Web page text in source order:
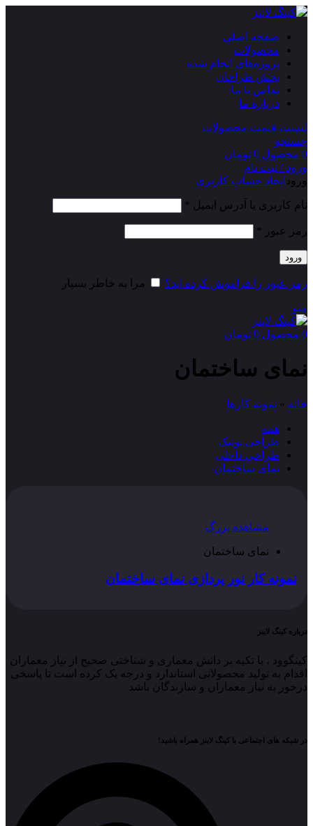
صفحه اصلی
محصولات
پروژه‌های انجام شده
بخش طراحان
تماس با ما
درباره ما
لیست قیمت محصولات
جستجو
0 محصول 0 تومان
ورود / ثبت نام
ورود ایجاد حساب کاربری
نام کاربری یا آدرس ایمیل *
رمز عبور *
ورود
رمز عبور را فراموش کرده اید؟ مرا به خاطر بسپار
منو
0 محصول 0 تومان
نمای ساختمان
خانه » نمونه کارها
همه
طراحی بوتیک
طراحی داخلی
نمای ساختمان
مشاهده بزرگ
نمای ساختمان
نمونه کار نور پردازی نمای ساختمان
درباره کینگ لاینز
کینگوود ، با تکیه بر دانش معماری و شناختی صحیح از نیاز معماران
اقدام به تولید محصولاتی استاندارد و درجه یک کرده است تا پاسخی
درخور به نیاز معماران و سازندگان باشد
در شبکه های اجتماعی با کینگ لاینز همراه باشید!